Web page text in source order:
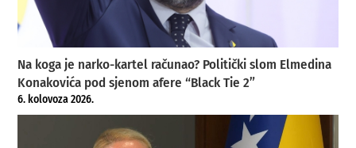
Na koga je narko-kartel računao? Politički slom Elmedina
Konakovića pod sjenom afere “Black Tie 2”
6. kolovoza 2026.